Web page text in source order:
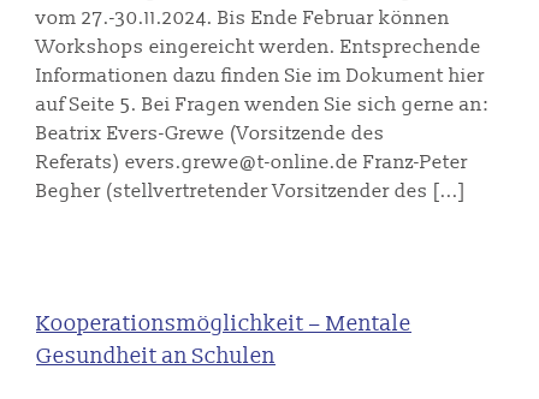
vom 27.-30.11.2024. Bis Ende Februar können
Workshops eingereicht werden. Entsprechende
Informationen dazu finden Sie im Dokument hier
auf Seite 5. Bei Fragen wenden Sie sich gerne an:
Beatrix Evers-Grewe (Vorsitzende des
Referats) evers.grewe@t-online.de Franz-Peter
Begher (stellvertretender Vorsitzender des [...]
Kooperationsmöglichkeit – Mentale
Gesundheit an Schulen